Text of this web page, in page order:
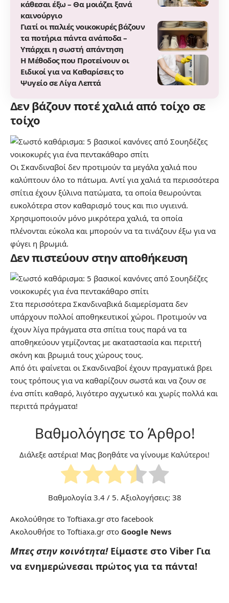
κάθεσαι έξω – Θα μοιάζει ξανά
καινούργιο
Γιατί οι παλιές νοικοκυρές βάζουν
τα ποτήρια πάντα ανάποδα –
Υπάρχει η σωστή απάντηση
Η Μέθοδος που Προτείνουν οι
Ειδικοί για να Καθαρίσεις το
Ψυγείο σε Λίγα Λεπτά
Δεν βάζουν ποτέ χαλιά από τοίχο σε
τοίχο
Οι Σκανδιναβοί δεν προτιμούν τα μεγάλα χαλιά που
καλύπτουν όλο το πάτωμα. Αντί για χαλιά τα περισσότερα
σπίτια έχουν ξύλινα πατώματα, τα οποία θεωρούνται
ευκολότερα στον καθαρισμό τους και πιο υγιεινά.
Χρησιμοποιούν μόνο μικρότερα χαλιά, τα οποία
πλένονται εύκολα και μπορούν να τα τινάζουν έξω για να
φύγει η βρωμιά.
Δεν πιστεύουν στην αποθήκευση
Στα περισσότερα Σκανδιναβικά διαμερίσματα δεν
υπάρχουν πολλοί αποθηκευτικοί χώροι. Προτιμούν να
έχουν λίγα πράγματα στα σπίτια τους παρά να τα
αποθηκεύουν γεμίζοντας με ακαταστασία και περιττή
σκόνη και βρωμιά τους χώρους τους.
Από ότι φαίνεται οι Σκανδιναβοί έχουν πραγματικά βρει
τους τρόπους για να καθαρίζουν σωστά και να ζουν σε
ένα σπίτι καθαρό, λιγότερο αγχωτικό και χωρίς πολλά και
περιττά πράγματα!
Βαθμολόγησε το Άρθρο!
Διάλεξε αστέρια! Μας βοηθάτε να γίνουμε Καλύτεροι!
Βαθμολογία 3.4/ 5. Αξιολογήσεις: 38
Ακολούθησε το Toftiaxa.gr στο facebook
Ακολουθήσε το Toftiaxa.gr στο Google News
Μπες στην κοινότητα! Είμαστε στο Viber Για
να ενημερώνεσαι πρώτος για τα πάντα!